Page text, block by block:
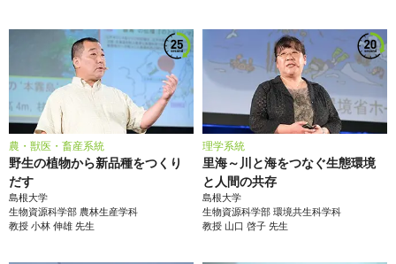
農・獣医・畜産系統
野生の植物から新品種をつくり
だす
島根大学
生物資源科学部 農林生産学科
教授 小林 伸雄先生
理学系統
里海～川と海をつなぐ生態環境
と人間の共存
島根大学
生物資源科学部 環境共生科学科
教授 山口 啓子 先生